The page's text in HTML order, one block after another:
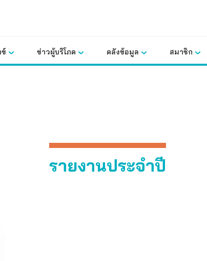
ข่าวผู้บริโภค คลังข้อมูล สมาชิก
รายงานประจำปี